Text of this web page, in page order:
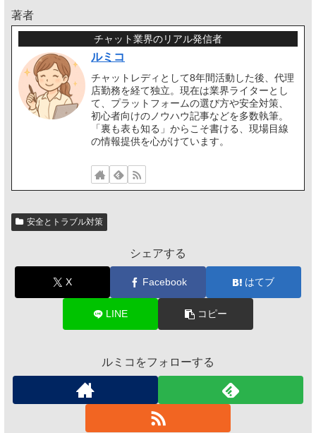
著者
チャット業界のリアル発信者
ルミコ
チャットレディとして8年間活動した後、代理
店勤務を経て独立。現在は業界ライターとし
て、プラットフォームの選び方や安全対策、
初心者向けのノウハウ記事などを多数執筆。
「裏も表も知る」からこそ書ける、現場目線
の情報提供を心がけています。
安全とトラブル対策
シェアする
X Facebook はてブ
LINE コピー
ルミコをフォローする